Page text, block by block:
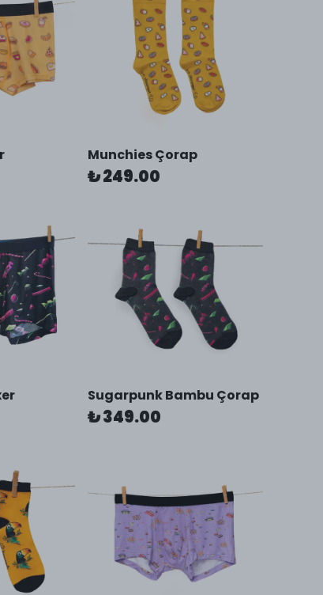
Munchies Çorap
₺ 249.00
Sugarpunk Bambu Çorap
₺ 349.00